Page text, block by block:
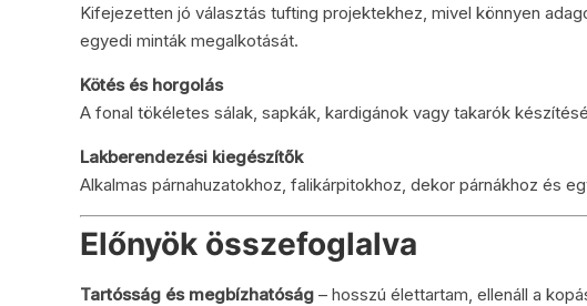
Kifejezetten jó választás tufting projektekhez, mivel könnyen
egyedi minták megalkotását.
Kötés és horgolás
A fonal tökéletes sálak, sapkák, kardigánok vagy takarók
Lakberendezési kiegészítők
Alkalmas párnahuzatokhoz, falikárpitokhoz, dekor párnákhoz és
Előnyök összefoglalva
Tartósság és megbízhatóság – hosszú élettartam, ellenáll a